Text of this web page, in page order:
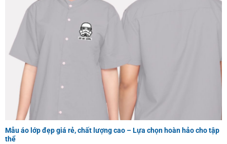
Mẫu áo lớp đẹp giá rẻ, chất lượng cao – Lựa chọn hoàn hảo cho tập
thể